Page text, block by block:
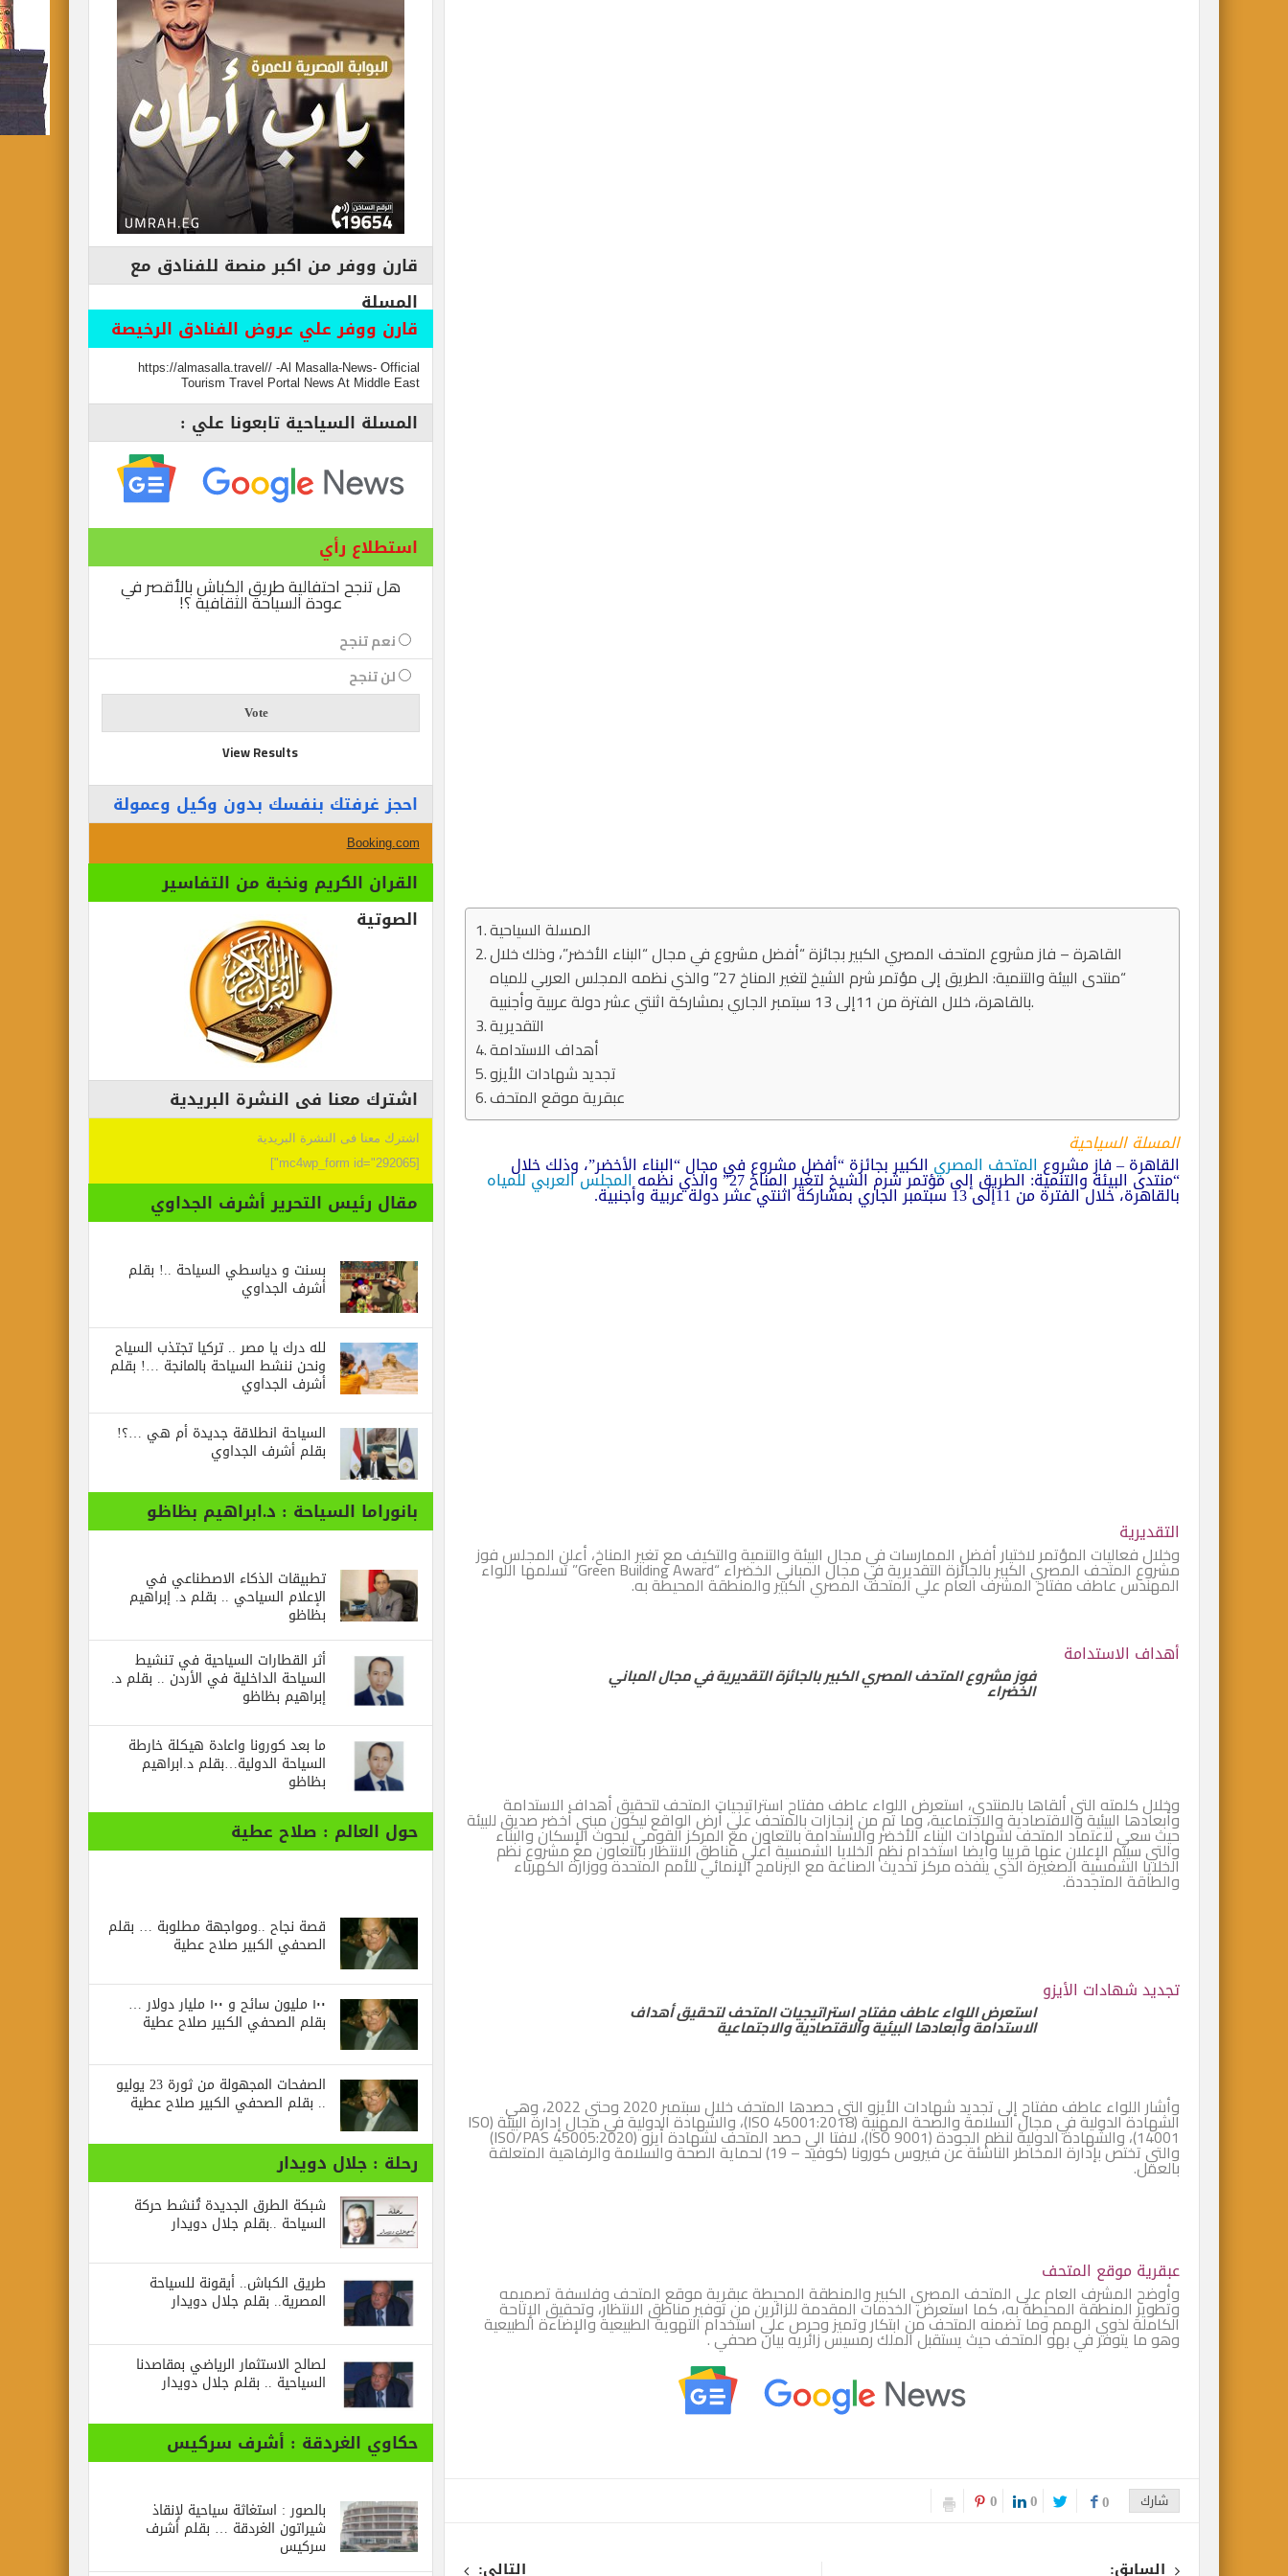
المسلة السياحية
القاهرة – فاز مشروع المتحف المصري الكبير بجائزة “أفضل مشروع في مجال “البناء الأخضر”، وذلك خلال
“منتدى البيئة والتنمية: الطريق إلى مؤتمر شرم الشيخ لتغير المناخ 27” والذي نظمه المجلس العربي للمياه
بالقاهرة، خلال الفترة من 11إلى 13 سبتمبر الجاري بمشاركة اثنتي عشر دولة عربية وأجنبية.
التقديرية
أهداف الاستدامة
تجديد شهادات الأيزو
عبقرية موقع المتحف
المسلة السياحية
القاهرة – فاز مشروع المتحف المصري الكبير بجائزة “أفضل مشروع في مجال “البناء الأخضر”، وذلك خلال
“منتدى البيئة والتنمية: الطريق إلى مؤتمر شرم الشيخ لتغير المناخ 27” والذي نظمه المجلس العربي للمياه
بالقاهرة، خلال الفترة من 11إلى 13 سبتمبر الجاري بمشاركة اثنتي عشر دولة عربية وأجنبية.
التقديرية
وخلال فعاليات المؤتمر لاختيار أفضل الممارسات في مجال البيئة والتنمية والتكيف مع تغير المناخ، أعلن المجلس فوز
مشروع المتحف المصري الكبير بالجائزة التقديرية في مجال المباني الخضراء “Green Building Award” تسلمها اللواء
المهندس عاطف مفتاح المشرف العام علي المتحف المصري الكبير والمنطقة المحيطة به.
أهداف الاستدامة
فوز مشروع المتحف المصري الكبير بالجائزة التقديرية في مجال المباني
الخضراء
وخلال كلمته التي ألقاها بالمنتدي، استعرض اللواء عاطف مفتاح استراتيجيات المتحف لتحقيق أهداف الاستدامة
وأبعادها البيئية والاقتصادية والاجتماعية، وما تم من إنجازات بالمتحف علي أرض الواقع ليكون مبني أخضر صديق للبيئة
حيث سعي لاعتماد المتحف لشهادات البناء الأخضر والاستدامة بالتعاون مع المركز القومي لبحوث الإسكان والبناء
والتي سيتم الإعلان عنها قريبا وأيضا استخدام نظم الخلايا الشمسية أعلي مناطق الانتظار بالتعاون مع مشروع نظم
الخلايا الشمسية الصغيرة الذي ينفذه مركز تحديث الصناعة مع البرنامج الإنمائي للأمم المتحدة ووزارة الكهرباء
والطاقة المتجددة.
تجديد شهادات الأيزو
استعرض اللواء عاطف مفتاح استراتيجيات المتحف لتحقيق أهداف
الاستدامة وأبعادها البيئية والاقتصادية والاجتماعية
وأشار اللواء عاطف مفتاح إلى تجديد شهادات الأيزو التي حصدها المتحف خلال سبتمبر 2020 وحتي 2022، وهي
الشهادة الدولية في مجال السلامة والصحة المهنية (ISO 45001:2018)، والشهادة الدولية في مجال إدارة البيئة (ISO
14001)، والشهادة الدولية لنظم الجودة (ISO 9001)، لافتا الي حصد المتحف لشهادة أيزو (ISO/PAS 45005:2020)
والتي تختص بإدارة المخاطر الناشئة عن فيروس كورونا (كوفيد – 19) لحماية الصحة والسلامة والرفاهية المتعلقة
بالعمل.
عبقرية موقع المتحف
وأوضح المشرف العام على المتحف المصري الكبير والمنطقة المحيطة عبقرية موقع المتحف وفلسفة تصميمه
وتطوير المنطقة المحيطة به، كما استعرض الخدمات المقدمة للزائرين من توفير مناطق الانتظار، وتحقيق الإتاحة
الكاملة لذوي الهمم وما تضمنه المتحف من ابتكار وتميز وحرص علي استخدام التهوية الطبيعية والإضاءة الطبيعية
وهو ما يتوفر في بهو المتحف حيث يستقبل الملك رمسيس زائريه بيان صحفي .
شارك 0
0
0
السابق: التالى:
قارن ووفر من اكبر منصة للفنادق مع
المسلة
قارن ووفر علي عروض الفنادق الرخيصة
https://almasalla.travel// -Al Masalla-News- Official
Tourism Travel Portal News At Middle East
المسلة السياحية تابعونا علي :
استطلاع رأي
هل تنجح احتفالية طريق الكباش بالأقصر في
عودة السياحة الثقافية ؟!
نعم تنجح
لن تنجح
View Results
احجز غرفتك بنفسك بدون وكيل وعمولة
Booking.com
القران الكريم ونخبة من التفاسير
الصوتية
اشترك معنا فى النشرة البريدية
اشترك معنا فى النشرة البريدية
[mc4wp_form id="292065"]
مقال رئيس التحرير أشرف الجداوي
بسنت و دياسطي السياحة ..! بقلم
أشرف الجداوي
لله درك يا مصر .. تركيا تجتذب السياح
ونحن ننشط السياحة بالمانجة …! بقلم
أشرف الجداوي
السياحة انطلاقة جديدة أم هي …؟!
بقلم أشرف الجداوي
بانوراما السياحة : د.ابراهيم بظاظو
تطبيقات الذكاء الاصطناعي في
الإعلام السياحي .. بقلم د. إبراهيم
بظاظو
أثر القطارات السياحية في تنشيط
السياحة الداخلية في الأردن .. بقلم د.
إبراهيم بظاظو
ما بعد كورونا واعادة هيكلة خارطة
السياحة الدولية…بقلم د.ابراهيم
بظاظو
حول العالم : صلاح عطية
قصة نجاح ..ومواجهة مطلوبة … بقلم
الصحفي الكبير صلاح عطية
١٠٠ مليون سائح و ١٠٠ مليار دولار …
بقلم الصحفي الكبير صلاح عطية
الصفحات المجهولة من ثورة 23 يوليو
.. بقلم الصحفي الكبير صلاح عطية
رحلة : جلال دويدار
شبكة الطرق الجديدة تُنشط حركة
السياحة ..بقلم جلال دويدار
طريق الكباش.. أيقونة للسياحة
المصرية.. بقلم جلال دويدار
لصالح الاستثمار الرياضي بمقاصدنا
السياحية .. بقلم جلال دويدار
حكاوي الغردقة : أشرف سركيس
بالصور : استغاثة سياحية لإنقاذ
شيراتون الغردقة … بقلم أشرف
سركيس